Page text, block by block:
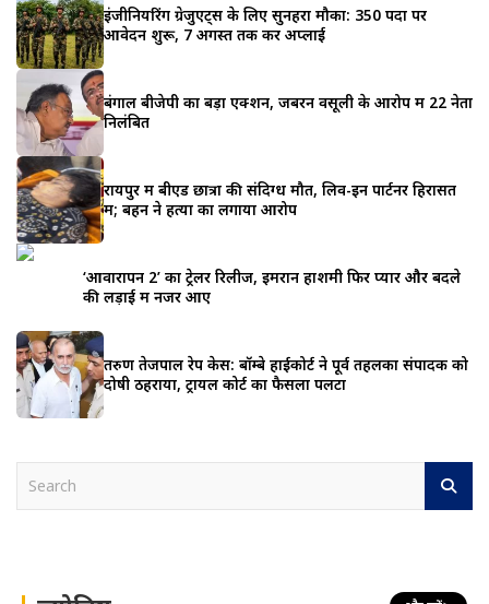
इंजीनियरिंग ग्रेजुएट्स के लिए सुनहरा मौका: 350 पदों पर
आवेदन शुरू, 7 अगस्त तक करें अप्लाई
बंगाल बीजेपी का बड़ा एक्शन, जबरन वसूली के आरोप में 22 नेता
निलंबित
रायपुर में बीएड छात्रा की संदिग्ध मौत, लिव-इन पार्टनर हिरासत
में; बहन ने हत्या का लगाया आरोप
‘आवारापन 2’ का ट्रेलर रिलीज, इमरान हाशमी फिर प्यार और बदले
की लड़ाई में नजर आए
तरुण तेजपाल रेप केस: बॉम्बे हाईकोर्ट ने पूर्व तहलका संपादक को
दोषी ठहराया, ट्रायल कोर्ट का फैसला पलटा
h